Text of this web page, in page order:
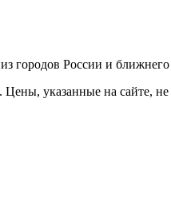
городов России и ближнего
указанные на сайте,